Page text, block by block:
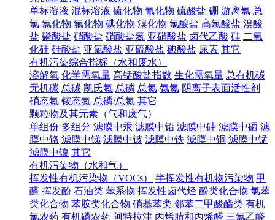
单标溶液 混标溶液 硫化物 氰化物 硫酸盐 硼 游离氯 总
氯 氯化物 氟化物 碘化物 溴化物 氯酸盐 高氯酸盐 溴酸
盐 磷酸盐 硝酸盐 硝酸盐氮 亚硝酸盐 卤代乙酸 硅 二氧
化硅 硅酸盐 亚氯酸盐 亚硫酸盐 碘酸盐 尿素 其它
有机污染综合指标（水和废水）
溶解氧 化学需氧量 高锰酸盐指数 生化需氧量 总有机碳
无机碳 总碳 凯氏氮 总磷 总氮 氨氮 阴离子表面活性剂
硝态氮 铵态氮 总磷/总氮 其它
颗粒物及其元素（气和废气）
单组份 多组分 滤膜中汞 滤膜中铅 滤膜中砷 滤膜中硒 滤
膜中铬 滤膜中锑 滤膜中铍 滤膜中铁 滤膜中铜 滤膜中锰
滤膜中镍 其它
有机污染物（水和气）
挥发性有机污染物（VOCs）
半挥发性有机物污染物 甲
醛 挥发酚 石油类 苯系物 挥发性卤代烃 酚类化合物 氯苯
类化合物 苯胺类化合物 硝基苯类 邻苯二甲酸酯类 有机
氯农药 有机磷农药 阿特拉津 丙烯腈和丙烯醛 三氯乙醛